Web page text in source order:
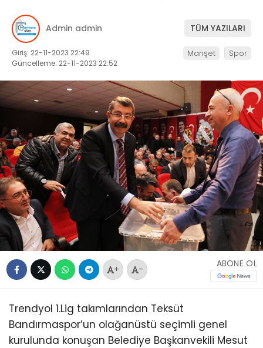
Admin admin TÜM YAZILARI
Giriş: 22-11-2023 22:49
Güncelleme: 22-11-2023 22:52
Manşet Spor
+ -
ABONE OL
Trendyol 1.Lig takımlarından Teksüt
Bandırmaspor’un olağanüstü seçimli genel
kurulunda konuşan Belediye Başkanvekili Mesut